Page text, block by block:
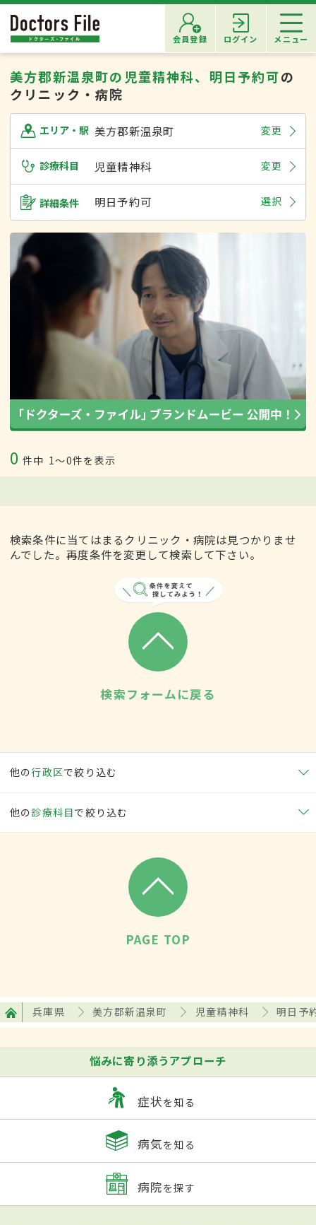
会員登録 ログイン メニュー
美方郡新温泉町の児童精神科、明日予約可の
クリニック・病院
エリア・駅 美方郡新温泉町 変更
診療科目 児童精神科 変更
詳細条件 明日予約可 選択
0 件中 1〜0件を表示
検索条件に当てはまるクリニック・病院は見つかりませ
んでした。再度条件を変更して検索して下さい。
検索フォームに戻る
他の行政区で絞り込む
他の 診療科目で絞り込む
PAGE TOP
兵庫県 美方郡新温泉町 児童精神科 明日予
悩みに寄り添うアプローチ
症状を知る
病気を知る
病院を探す